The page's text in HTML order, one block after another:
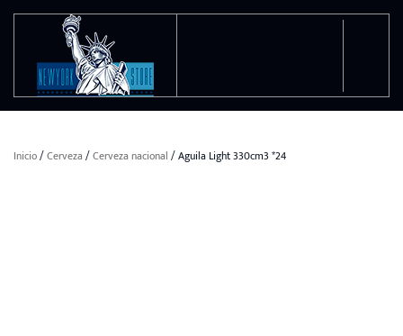
Ir al contenido principal
Inicio/Cerveza /Cerveza nacional / Aguila Light 330cm3 *24